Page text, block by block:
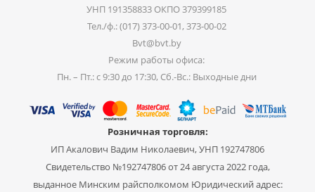
УНП 191358833 ОКПО 379399185
Тел./ф.: (017) 373-00-01, 373-00-02
Bvt@bvt.by
Режим работы офиса:
Пн. – Пт.: с 9:30 до 17:30, Сб.-Вс.: Выходные дни
Розничная торговля:
ИП Акалович Вадим Николаевич, УНП 192747806
Свидетельство №192747806 от 24 августа 2022 года,
выданное Минским райсполкомом Юридический адрес: